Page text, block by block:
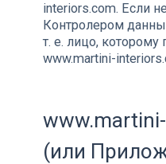
interiors.com. Если
Контролером
т. е. лицо,
www.martini-
(или